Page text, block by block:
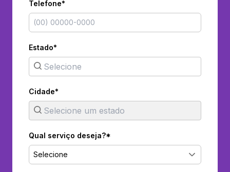
Telefone*
Estado*
Cidade*
Qual serviço deseja?*
Selecione